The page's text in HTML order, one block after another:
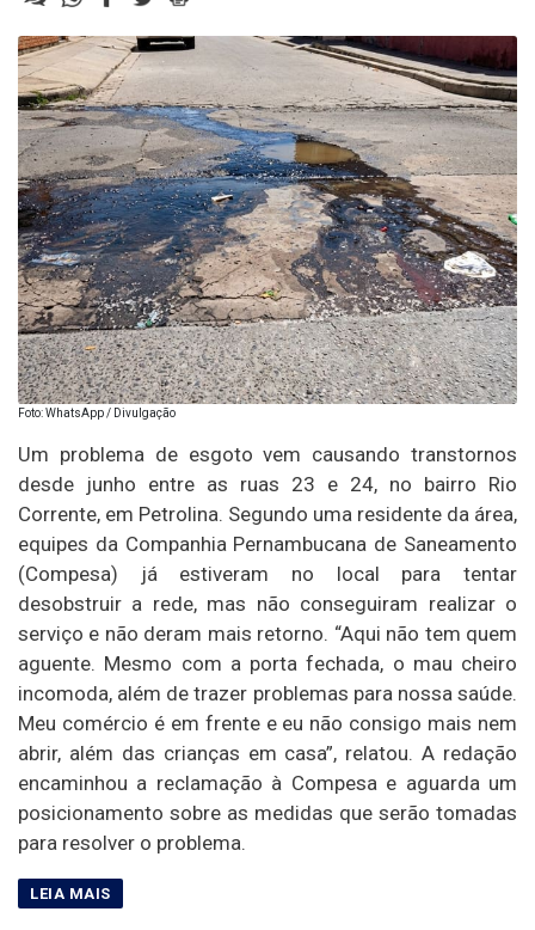
Foto: WhatsApp / Divulgação
Um problema de esgoto vem causando transtornos
desde junho entre as ruas 23 e 24, no bairro Rio
Corrente, em Petrolina. Segundo uma residente da área,
equipes da Companhia Pernambucana de Saneamento
(Compesa) já estiveram no local para tentar
desobstruir a rede, mas não conseguiram realizar o
serviço e não deram mais retorno. “Aqui não tem quem
aguente. Mesmo com a porta fechada, o mau cheiro
incomoda, além de trazer problemas para nossa saúde.
Meu comércio é em frente e eu não consigo mais nem
abrir, além das crianças em casa”, relatou. A redação
encaminhou a reclamação à Compesa e aguarda um
posicionamento sobre as medidas que serão tomadas
para resolver o problema.